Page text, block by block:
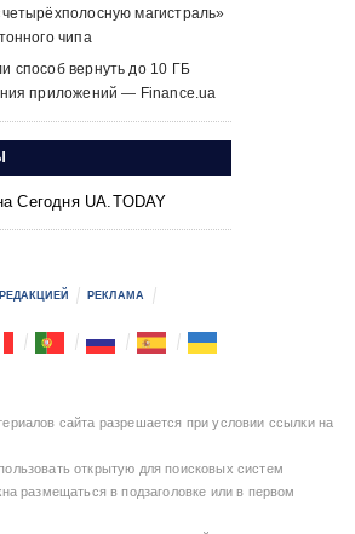
магистраль»
чипа
способ вернуть до 10 ГБ
приложений — Finance.ua
Сегодня UA.TODAY
РЕКЛАМА
сайта разрешается при условии ссылки на
открытую для поисковых систем
размещаться в подзаголовке или в первом